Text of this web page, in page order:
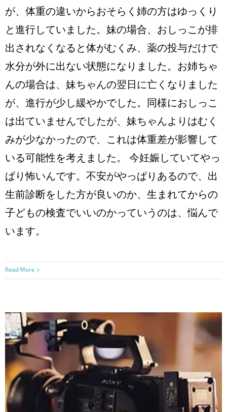
が、体重の違いからおそらく姉の方はゆっくり
と進行していました。妹の場合、おしっこが排
出されなくなると体がむくみ、薬の投与だけで
水分が外に出ない状態になりました。お姉ちゃ
んの場合は、妹ちゃんの翌日に亡くなりました
が、進行が少し緩やかでした。同様におしっこ
は出ていませんでしたが、妹ちゃんよりはむく
みが少なかったので、これは体重差が影響して
いる可能性を考えました。 今妊娠していてやっ
ぱり怖いんです。不安がやっぱりあるので、出
生前診断をした方が良いのか、生まれてからの
子どもの検査でいいのかっていうのは、悩んで
います。
Read More
朝妻妃音のインタビュー
患者体験談